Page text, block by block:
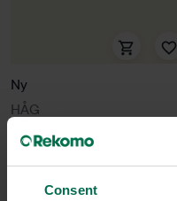
Consent
HÅG
Ny
Sadelstol Capisco 8106
8900 kr